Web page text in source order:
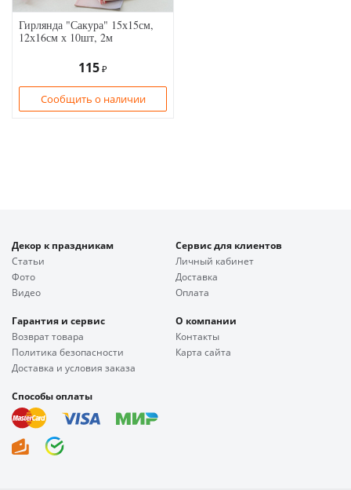
Гирлянда "Сакура" 15х15см,
12х16см х 10шт, 2м
115 ₽
Сообщить о наличии
Декор к праздникам
Статьи
Фото
Видео
Сервис для клиентов
Личный кабинет
Доставка
Оплата
Гарантия и сервис
Возврат товара
Политика безопасности
Доставка и условия заказа
О компании
Контакты
Карта сайта
Способы оплаты